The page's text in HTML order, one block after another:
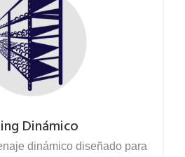
Dinámico
dinámico diseñado para